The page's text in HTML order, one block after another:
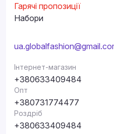
Гарячі пропозиції
Набори
Інтернет-магазин
+380633409484
Опт
+380731774477
Роздріб
+380633409484